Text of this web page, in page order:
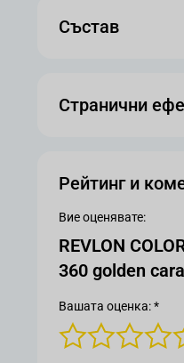
Състав
Странични
Рейтинг и
Вие оценявате:
REVLON
360 golden
Вашата оценка: *